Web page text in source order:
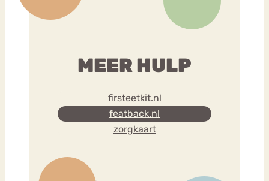
MEER HULP
firsteetkit.nl
featback.nl
zorgkaart